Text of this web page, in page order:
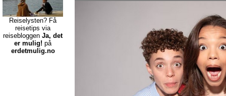
Reiselysten? Få
reisetips via
reisebloggen Ja, det
er mulig! på
erdetmulig.no